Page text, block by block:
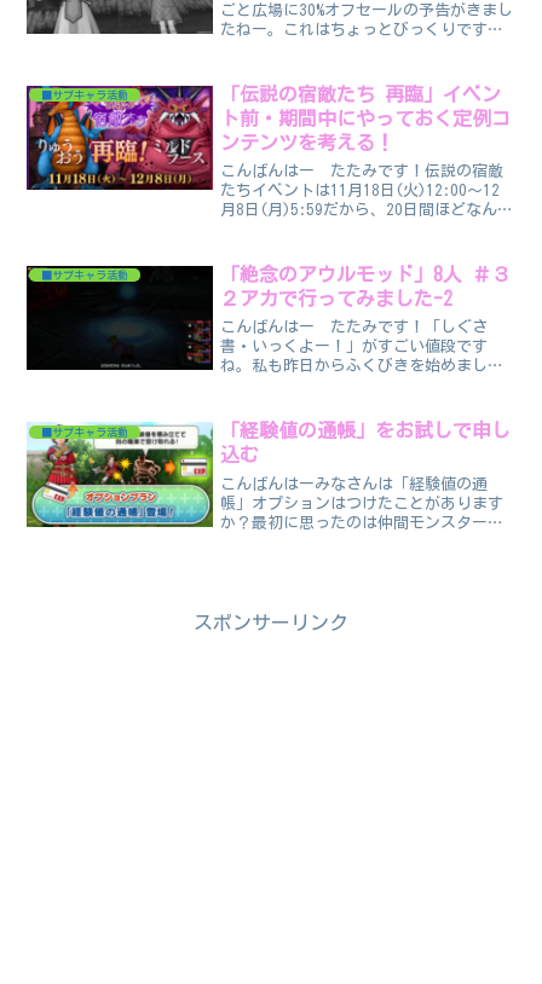
ごと広場に30%オフセールの予告がきまし
たねー。これはちょっとびっくりです！
を買ったんですよ！スイッチだけだった
アカ...
■サブキャラ活動
「伝説の宿敵たち 再臨」イベン
ト前・期間中にやっておく定例コ
ンテンツを考える！
こんばんはー たたみです！伝説の宿敵
たちイベントは11月18日(火)12:00～12
月8日(月)5:59だから、20日間ほどなんで
日(月)12:00～4月6日(日)...
■サブキャラ活動
「絶念のアウルモッド」8人 ＃３
２アカで行ってみました-2
こんばんはー たたみです！「しぐさ
書・いっくよー！」がすごい値段です
ね。私も昨日からふくびきを始めまし
の続きです。先週の内容です。ブログ記
事がどんどん遅れて行きます…...
■サブキャラ活動
「経験値の通帳」をお試しで申し
込む
こんばんはーみなさんは「経験値の通
帳」オプションはつけたことがあります
か？最初に思ったのは仲間モンスターの
スポンサーリンク